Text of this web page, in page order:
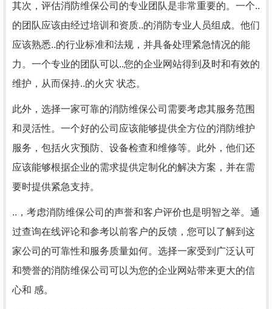
其次，评估消防维保公司的专业团队是非常重要的。一个..
的团队应该由经过培训和资质..的消防专业人员组成。他们
应该熟悉..的行业标准和法规，并具备处理紧急情况的能
力。一个专业的团队可以..您的企业网站得到及时和有效的
维护，从而保持..的火灾 状态。
此外，选择一家可靠的消防维保公司需要考虑其服务范围
和灵活性。一个好的公司应该能够提供全方位的消防维护
服务，包括火灾预防、设备检查和维修等。此外，他们还
应该能够根据企业的需求提供定制化的解决方案，并在需
要时提供紧急支持。
..，考虑消防维保公司的声誉和客户评价也是明智之举。通
过查询在线评论和参考以前客户的反馈，您可以了解到这
家公司的可靠性和服务质量如何。选择一家受到广泛认可
和赞誉的消防维保公司可以为您的企业网站带来更大的信
心和 感。